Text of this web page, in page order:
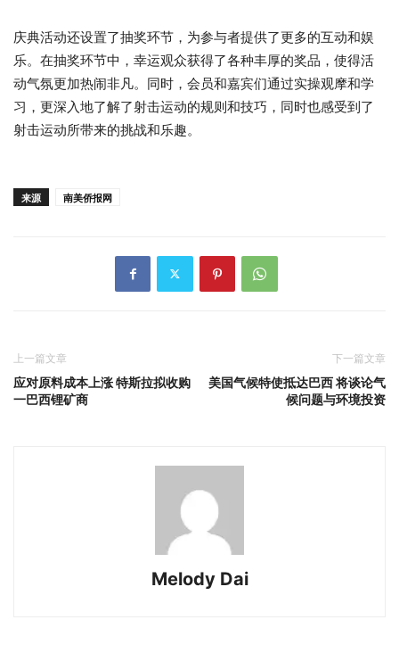
庆典活动还设置了抽奖环节，为参与者提供了更多的互动和娱
乐。在抽奖环节中，幸运观众获得了各种丰厚的奖品，使得活
动气氛更加热闹非凡。同时，会员和嘉宾们通过实操观摩和学
习，更深入地了解了射击运动的规则和技巧，同时也感受到了
射击运动所带来的挑战和乐趣。
来源 南美侨报网
上一篇文章
应对原料成本上涨 特斯拉拟收购
一巴西锂矿商
下一篇文章
美国气候特使抵达巴西 将谈论气
候问题与环境投资
Melody Dai